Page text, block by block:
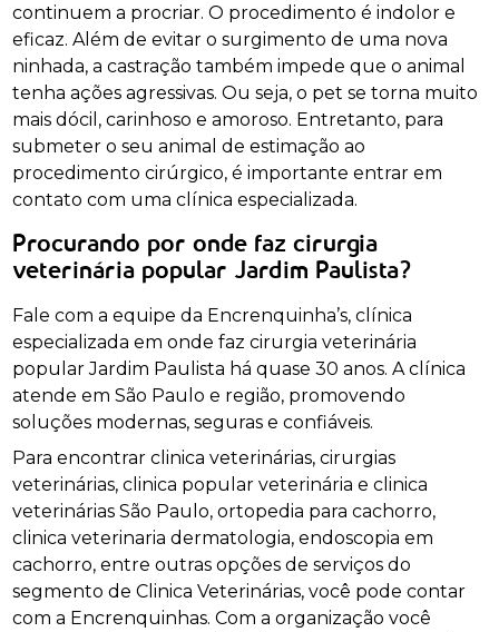
continuem a procriar. O procedimento é indolor e
eficaz. Além de evitar o surgimento de uma nova
ninhada, a castração também impede que o animal
tenha ações agressivas. Ou seja, o pet se torna muito
mais dócil, carinhoso e amoroso. Entretanto, para
submeter o seu animal de estimação ao
procedimento cirúrgico, é importante entrar em
contato com uma clínica especializada.
Procurando por onde faz cirurgia
veterinária popular Jardim Paulista?
Fale com a equipe da Encrenquinha’s, clínica
especializada em onde faz cirurgia veterinária
popular Jardim Paulista há quase 30 anos. A clínica
atende em São Paulo e região, promovendo
soluções modernas, seguras e confiáveis.
Para encontrar clinica veterinárias, cirurgias
veterinárias, clinica popular veterinária e clinica
veterinárias São Paulo, ortopedia para cachorro,
clinica veterinaria dermatologia, endoscopia em
cachorro, entre outras opções de serviços do
segmento de Clinica Veterinárias, você pode contar
com a Encrenquinhas. Com a organização você